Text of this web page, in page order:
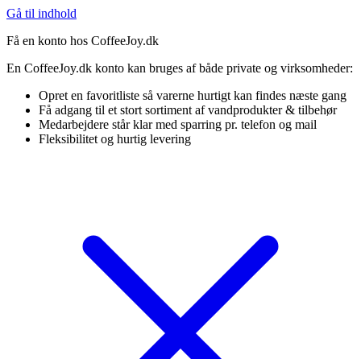
Gå til indhold
Få en konto hos CoffeeJoy.dk
En CoffeeJoy.dk konto kan bruges af både private og virksomheder:
Opret en favoritliste så varerne hurtigt kan findes næste gang
Få adgang til et stort sortiment af vandprodukter & tilbehør
Medarbejdere står klar med sparring pr. telefon og mail
Fleksibilitet og hurtig levering